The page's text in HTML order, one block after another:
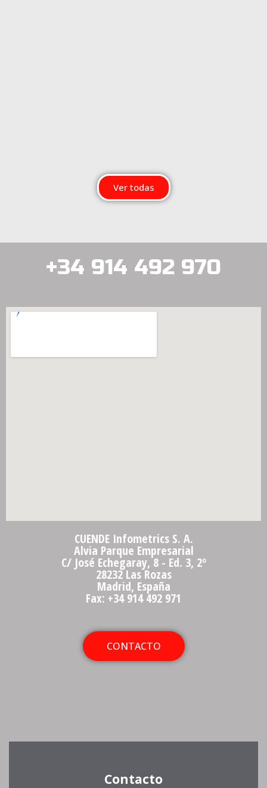
Ver todas
+34 914 492 970
CUENDE Infometrics S. A.
Alvia Parque Empresarial
C/ José Echegaray, 8 - Ed. 3, 2º
28232 Las Rozas
Madrid, España
Fax: +34 914 492 971
CONTACTO
Contacto